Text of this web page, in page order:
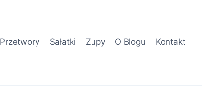
Przetwory Sałatki Zupy O Blogu Kontakt